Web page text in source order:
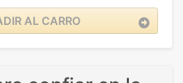
AL CARRO